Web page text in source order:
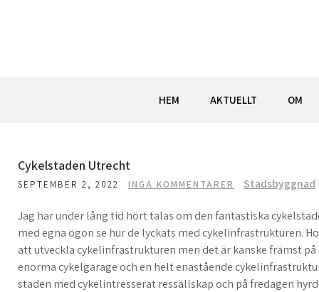
HEM AKTUELLT OM
Cykelstaden Utrecht
SEPTEMBER 2, 2022 INGA KOMMENTARER Stadsbyggnad
Jag har under lång tid hört talas om den fantastiska
med egna ögon se hur de lyckats med cykelinfrastrukturen.
att utveckla cykelinfrastrukturen men det är kanske främst
enorma cykelgarage och en helt enastående
staden med cykelintresserat ressällskap och på fredagen